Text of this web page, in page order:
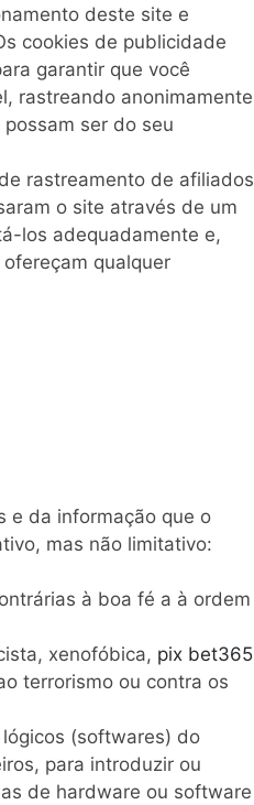
deste site e
cookies de publicidade
garantir que você
rastreando anonimamente
ser do seu
rastreamento de afiliados
o site através de um
los adequadamente e,
qualquer
e da informação que o
mas não limitativo:
à boa fé a à ordem
xenofóbica, pix bet365
terrorismo ou contra os
(softwares) do
para introduzir ou
de hardware ou software